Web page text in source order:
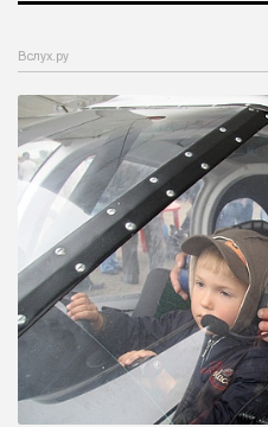
Вслух.ру